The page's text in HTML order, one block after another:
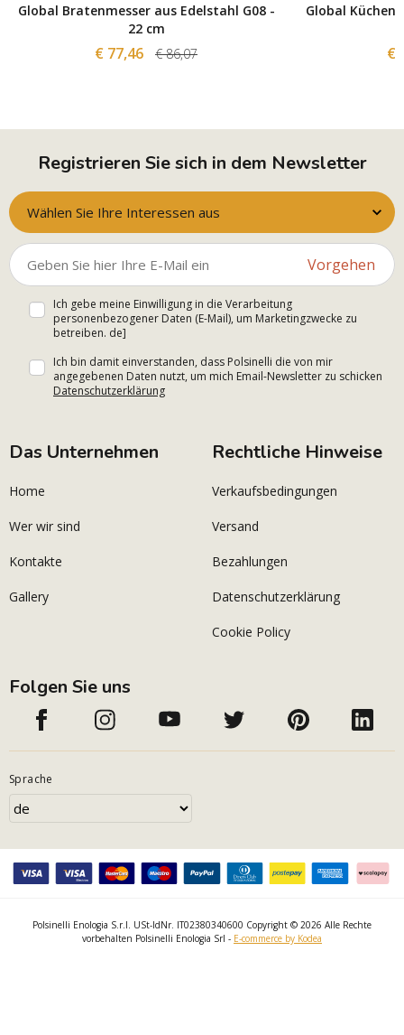
Global Bratenmesser aus Edelstahl G08 -
22 cm
€ 77,46 € 86,07
Global
€
Registrieren Sie sich in dem Newsletter
Wählen Sie Ihre Interessen aus
Vorgehen
Ich gebe meine Einwilligung in die Verarbeitung
personenbezogener Daten (E-Mail), um Marketingzwecke zu
betreiben. de]
Ich bin damit einverstanden, dass Polsinelli die von mir
angegebenen Daten nutzt, um mich Email-Newsletter zu schicken
Datenschutzerklärung
Das Unternehmen
Home
Wer wir sind
Kontakte
Gallery
Rechtliche Hinweise
Verkaufsbedingungen
Versand
Bezahlungen
Datenschutzerklärung
Cookie Policy
Folgen Sie uns
Sprache
Polsinelli Enologia S.r.l. USt-IdNr. IT02380340600 Copyright © 2026 Alle Rechte
vorbehalten Polsinelli Enologia Srl - E-commerce by Kodea